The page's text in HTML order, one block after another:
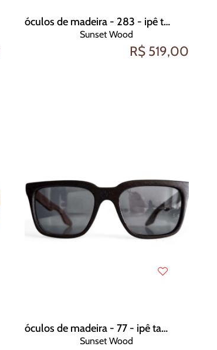
óculos de madeira - 283 - ipê tabaco
Sunset Wood
R$ 519,00
óculos de madeira - 77 - ipê tabaco
Sunset Wood